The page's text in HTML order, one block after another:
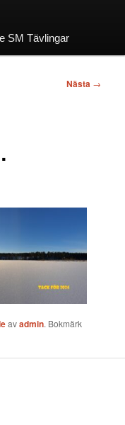
SM Tävlingar
Nästa →
avadmin. Bokmärk